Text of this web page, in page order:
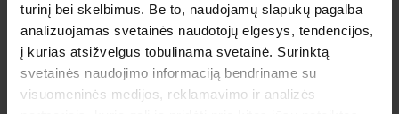
turinį bei skelbimus. Be to, naudojamų slapukų pagalba
analizuojamas svetainės naudotojų elgesys, tendencijos,
į kurias atsižvelgus tobulinama svetainė. Surinktą
svetainės naudojimo informaciją bendriname su
visuomeninės medijos, reklamavimo ir analizės
Tyrimų informacija